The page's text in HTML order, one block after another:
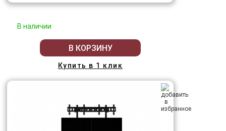
В наличии
В КОРЗИНУ
Купить в 1 клик